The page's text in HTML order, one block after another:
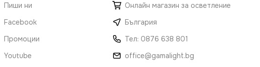
Пиши ни
Facebook
Промоции
Youtube
Онлайн магазин за осветление
България
Тел: 0876 638 801
office@gamalight.bg